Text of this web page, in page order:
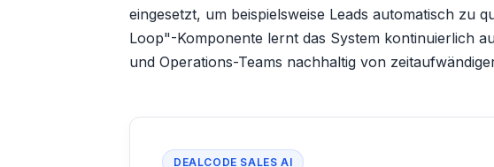
eingesetzt, um beispielsweise Leads automatisch zu
Loop"-Komponente lernt das System kontinuierlich
und Operations-Teams nachhaltig von
DEALCODE SALES AI